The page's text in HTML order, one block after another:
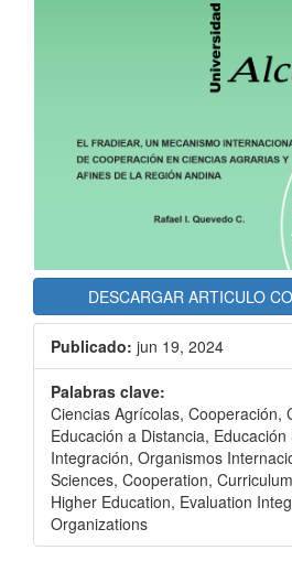
DESCARGAR ARTICULO
Publicado: jun 19, 2024
Palabras clave:
Ciencias Agrícolas, Cooperación,
Educación a Distancia,
Integración, Organismos
Sciences, Cooperation,
Higher Education, Evaluation
Organizations